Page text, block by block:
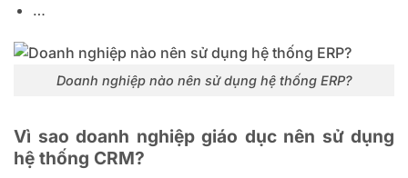
…
Doanh nghiệp nào nên sử dụng hệ thống ERP?
Vì sao doanh nghiệp giáo dục nên sử dụng
hệ thống CRM?